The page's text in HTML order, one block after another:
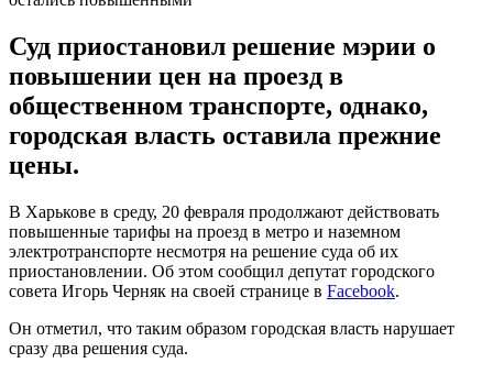
Суд приостановил решение мэрии о
повышении цен на проезд в
общественном транспорте, однако,
городская власть оставила прежние
цены.
В Харькове в среду, 20 февраля продолжают действовать
повышенные тарифы на проезд в метро и наземном
электротранспорте несмотря на решение суда об их
приостановлении. Об этом сообщил депутат городского
совета Игорь Черняк на своей странице в Facebook.
Он отметил, что таким образом городская власть нарушает
сразу два решения суда.